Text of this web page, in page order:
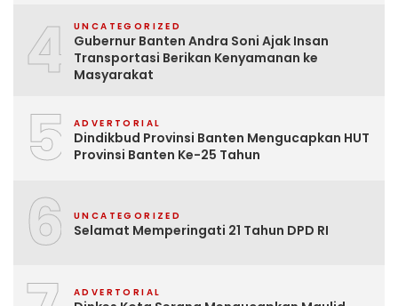
4 UNCATEGORIZED
Gubernur Banten Andra Soni Ajak Insan
Transportasi Berikan Kenyamanan ke
Masyarakat
5 ADVERTORIAL
Dindikbud Provinsi Banten Mengucapkan HUT
Provinsi Banten Ke-25 Tahun
6 UNCATEGORIZED
Selamat Memperingati 21 Tahun DPD RI
ADVERTORIAL